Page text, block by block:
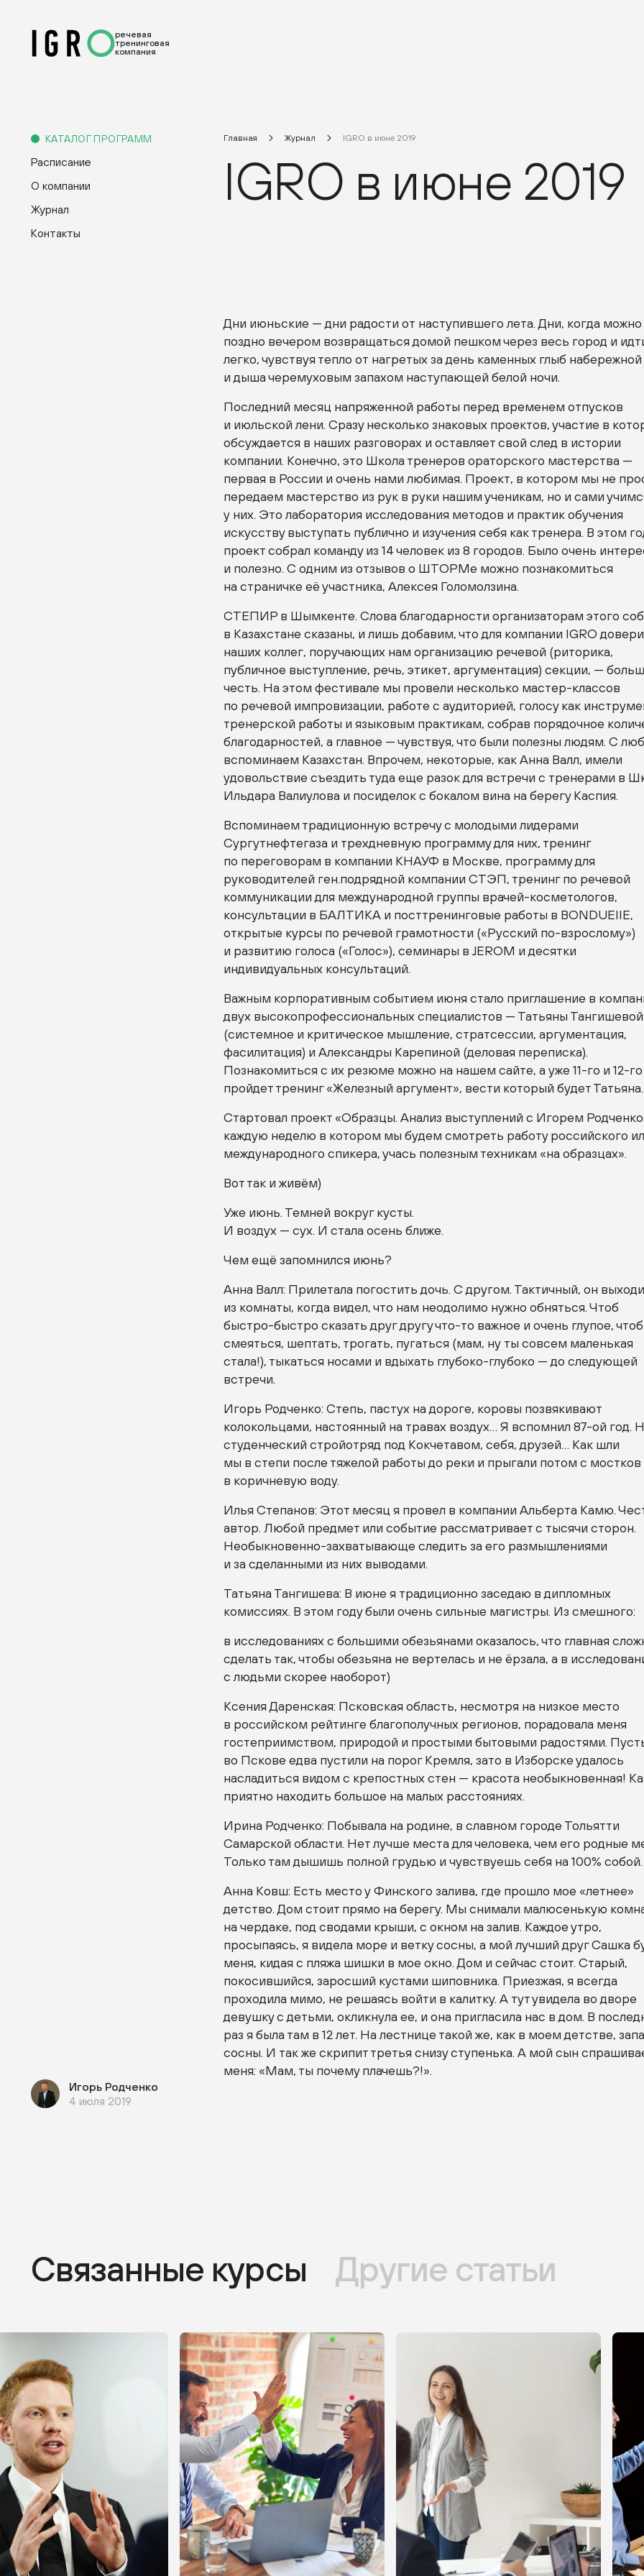
речевая
тренинговая
компания
КАТАЛОГ ПРОГРАММ
Расписание
О компании
Журнал
Контакты
Главная Журнал IGRO в июне 2019
IGRO в июне 2019
Дни июньские — дни радости от наступившего лета. Дни, когда можно
поздно вечером возвращаться домой пешком через весь город и
легко, чувствуя тепло от нагретых за день каменных глыб набережной
и дыша черемуховым запахом наступающей белой ночи.
Последний месяц напряженной работы перед временем отпусков
и июльской лени. Сразу несколько знаковых проектов, участие в
обсуждается в наших разговорах и оставляет свой след в истории
компании. Конечно, это Школа тренеров ораторского мастерства —
первая в России и очень нами любимая. Проект, в котором мы не
передаем мастерство из рук в руки нашим ученикам, но и сами
у них. Это лаборатория исследования методов и практик обучения
искусству выступать публично и изучения себя как тренера. В этом
проект собрал команду из 14 человек из 8 городов. Было очень
и полезно. С одним из отзывов о ШТОРМе можно познакомиться
на страничке её участника, Алексея Голомолзина.
СТЕПИР в Шымкенте. Слова благодарности организаторам этого
в Казахстане сказаны, и лишь добавим, что для компании IGRO
наших коллег, поручающих нам организацию речевой (риторика,
публичное выступление, речь, этикет, аргументация) секции, —
честь. На этом фестивале мы провели несколько мастер-классов
по речевой импровизации, работе с аудиторией, голосу как
тренерской работы и языковым практикам, собрав порядочное
благодарностей, а главное — чувствуя, что были полезны людям. С
вспоминаем Казахстан. Впрочем, некоторые, как Анна Валл, имели
удовольствие съездить туда еще разок для встречи с тренерами в
Ильдара Валиулова и посиделок с бокалом вина на берегу Каспия.
Вспоминаем традиционную встречу с молодыми лидерами
Сургутнефтегаза и трехдневную программу для них, тренинг
по переговорам в компании КНАУФ в Москве, программу для
руководителей ген.подрядной компании СТЭП, тренинг по речевой
коммуникации для международной группы врачей-косметологов,
консультации в БАЛТИКА и посттренинговые работы в BONDUEIIE,
открытые курсы по речевой грамотности («Русский по-взрослому»)
и развитию голоса («Голос»), семинары в JEROM и десятки
индивидуальных консультаций.
Важным корпоративным событием июня стало приглашение в
двух высокопрофессиональных специалистов — Татьяны Тангишевой
(системное и критическое мышление, стратсессии, аргументация,
фасилитация) и Александры Карепиной (деловая переписка).
Познакомиться с их резюме можно на нашем сайте, а уже11-го и12-го
пройдет тренинг «Железный аргумент», вести который будет Татьяна.
Стартовал проект «Образцы. Анализ выступлений с Игорем
каждую неделю в котором мы будем смотреть работу российского
международного спикера, учась полезным техникам «на образцах».
Вот так и живём)
Уже июнь. Темней вокруг кусты.
И воздух — сух. И стала осень ближе.
Чем ещё запомнился июнь?
Анна Валл: Прилетала погостить дочь. С другом. Тактичный, он
из комнаты, когда видел, что нам неодолимо нужно обняться. Чтоб
быстро-быстро сказать друг другучто-то важное и очень глупое, чтоб
смеяться, шептать, трогать, пугаться (мам, ну ты совсем маленькая
стала!), тыкаться носами и вдыхать глубоко-глубоко — до следующей
встречи.
Игорь Родченко: Степь, пастух на дороге, коровы позвякивают
колокольцами, настоянный на травах воздух… Я вспомнил87-ой год.
студенческий стройотряд под Кокчетавом, себя, друзей… Как шли
мы в степи после тяжелой работы до реки и прыгали потом с мостков
в коричневую воду.
Илья Степанов: Этот месяц я провел в компании Альберта Камю.
автор. Любой предмет или событие рассматривает с тысячи сторон.
Необыкновенно-захватывающе следить за его размышлениями
и за сделанными из них выводами.
Татьяна Тангишева: В июне я традиционно заседаю в дипломных
комиссиях. В этом году были очень сильные магистры. Из смешного:
в исследованиях с большими обезьянами оказалось, что главная
сделать так, чтобы обезьяна не вертелась и не ёрзала, а в
с людьми скорее наоборот)
Ксения Даренская: Псковская область, несмотря на низкое место
в российском рейтинге благополучных регионов, порадовала меня
гостеприимством, природой и простыми бытовыми радостями.
во Пскове едва пустили на порог Кремля, зато в Изборске удалось
насладиться видом с крепостных стен — красота необыкновенная!
приятно находить большое на малых расстояниях.
Ирина Родченко: Побывала на родине, в славном городе Тольятти
Самарской области. Нет лучше места для человека, чем его родные
Только там дышишь полной грудью и чувствуешь себя на 100% собой.
Анна Ковш: Есть место у Финского залива, где прошло мое «летнее»
детство. Дом стоит прямо на берегу. Мы снимали малюсенькую
на чердаке, под сводами крыши, с окном на залив. Каждое утро,
просыпаясь, я видела море и ветку сосны, а мой лучший друг Сашка
меня, кидая с пляжа шишки в мое окно. Дом и сейчас стоит. Старый,
покосившийся, заросший кустами шиповника. Приезжая, я всегда
проходила мимо, не решаясь войти в калитку. А тут увидела во дворе
девушку с детьми, окликнула ее, и она пригласила нас в дом. В
раз я была там в 12 лет. На лестнице такой же, как в моем детстве,
сосны. И так же скрипит третья снизу ступенька. А мой сын
меня: «Мам, ты почему плачешь?!».
Игорь Родченко
4 июля 2019
Связанные курсы Другие статьи